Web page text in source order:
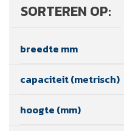
SORTEREN OP:
breedte mm
capaciteit (metrisch)
hoogte (mm)